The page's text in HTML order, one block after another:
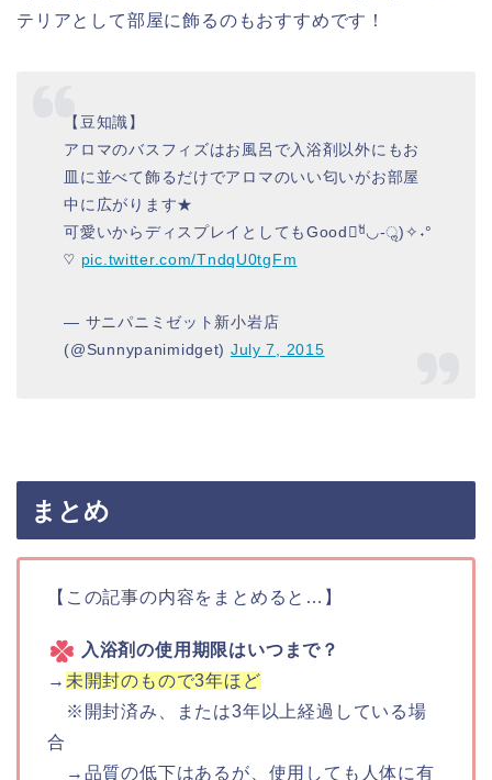
テリアとして部屋に飾るのもおすすめです！
【豆知識】
アロマのバスフィズはお風呂で入浴剤以外にもお
皿に並べて飾るだけでアロマのいい匂いがお部屋
中に広がります★
可愛いからディスプレイとしてもGoodᵅั◡-ॢ)✧˖°
♡ pic.twitter.com/TndqU0tgFm
— サニパニミゼット新小岩店
(@Sunnypanimidget) July 7, 2015
まとめ
【この記事の内容をまとめると…】
入浴剤の使用期限はいつまで？
→ 未開封のもので3年ほど
※開封済み、または3年以上経過している場
合
→品質の低下はあるが、使用しても人体に有